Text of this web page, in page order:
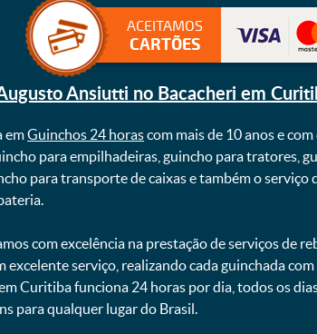
ACEITAMOS
CARTÕES
Ansiutti no Bacacheri em
emGuinchos 24 horascom mais de 10 anos e
para empilhadeiras, guincho para tratores,
para transporte de caixas e também o
ㅤㅤ
com excelência na prestação de serviços de
excelente serviço, realizando cada guinchada
em Curitiba funciona 24 horas por dia, todos os
para qualquer lugar do Brasil.